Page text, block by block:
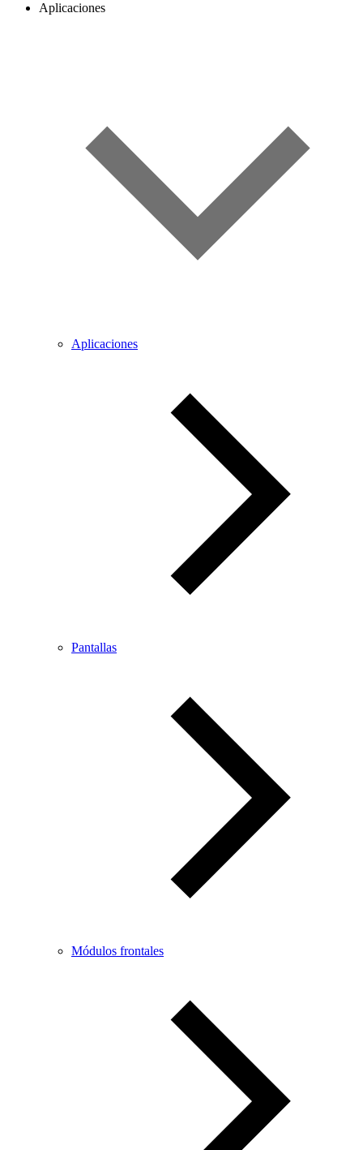
Aplicaciones
Aplicaciones
Pantallas
Módulos frontales